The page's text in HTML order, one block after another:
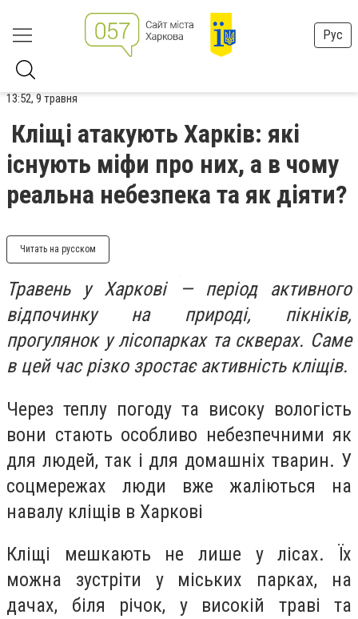
Рус
13:52, 9 травня
Кліщі атакують Харків: які
існують міфи про них, а в чому
реальна небезпека та як діяти?
Читать на русском
Травень у Харкові — період активного
відпочинку на природі, пікніків,
прогулянок у лісопарках та скверах. Саме
в цей час різко зростає активність кліщів.
Через теплу погоду та високу вологість
вони стають особливо небезпечними як
для людей, так і для домашніх тварин. У
соцмережах люди вже жаліються на
навалу кліщів в Харкові
Кліщі мешкають не лише у лісах. Їх
можна зустріти у міських парках, на
дачах, біля річок, у високій траві та